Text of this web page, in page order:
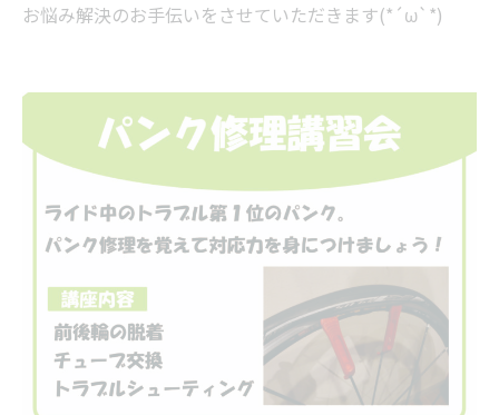
お悩み解決のお手伝いをさせていただきます(*´ω`*)